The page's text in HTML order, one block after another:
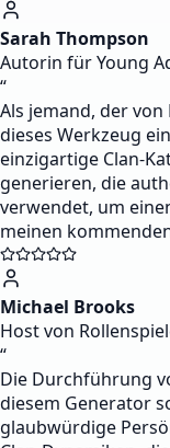
Sarah Thompson
Autorin für Young
“
Als jemand, der
dieses Werkzeug
einzigartige Clan-
generieren, die
verwendet, um
meinen
Michael Brooks
Host von
“
Die Durchführung
diesem Generator
glaubwürdige